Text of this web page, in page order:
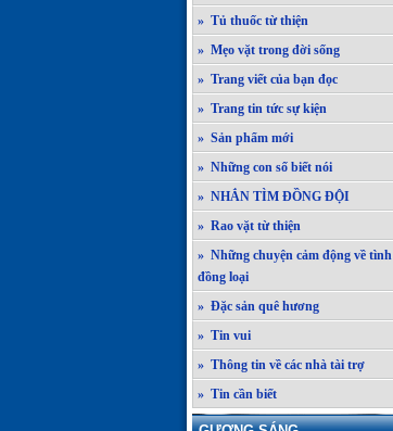
» Tủ thuốc từ thiện
» Mẹo vặt trong đời sống
» Trang viết của bạn đọc
» Trang tin tức sự kiện
» Sản phẩm mới
» Những con số biết nói
» NHẮN TÌM ĐỒNG ĐỘI
» Rao vặt từ thiện
» Những chuyện cảm động về tình
đồng loại
» Đặc sản quê hương
» Tin vui
» Thông tin về các nhà tài trợ
» Tin cần biết